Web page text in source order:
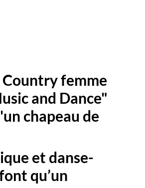
Country femme
and Dance"
chapeau de
et danse-
qu’un